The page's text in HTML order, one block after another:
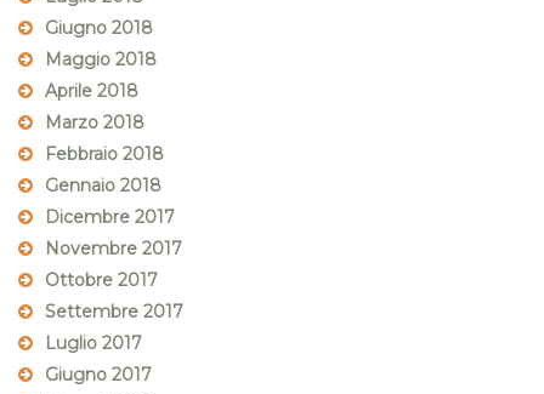
Giugno 2018
Maggio 2018
Aprile 2018
Marzo 2018
Febbraio 2018
Gennaio 2018
Dicembre 2017
Novembre 2017
Ottobre 2017
Settembre 2017
Luglio 2017
Giugno 2017